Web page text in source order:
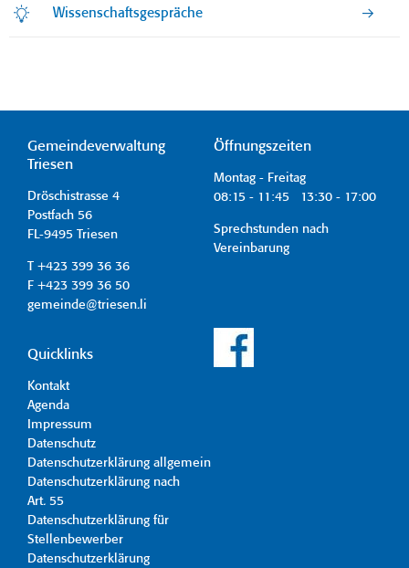
Wissenschaftsgespräche
Gemeindeverwaltung
Triesen
Dröschistrasse 4
Postfach 56
FL-9495 Triesen
T +423 399 36 36
F +423 399 36 50
gemeinde@triesen.li
Öffnungszeiten
Montag - Freitag
08:15 - 11:45 13:30 - 17:00
Sprechstunden nach
Vereinbarung
Quicklinks
Kontakt
Agenda
Impressum
Datenschutz
Datenschutzerklärung allgemein
Datenschutzerklärung nach
Art. 55
Datenschutzerklärung für
Stellenbewerber
Datenschutzerklärung